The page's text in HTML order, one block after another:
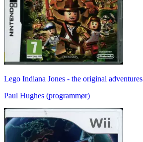
Lego Indiana Jones - the original adventures
Paul Hughes (programmør)